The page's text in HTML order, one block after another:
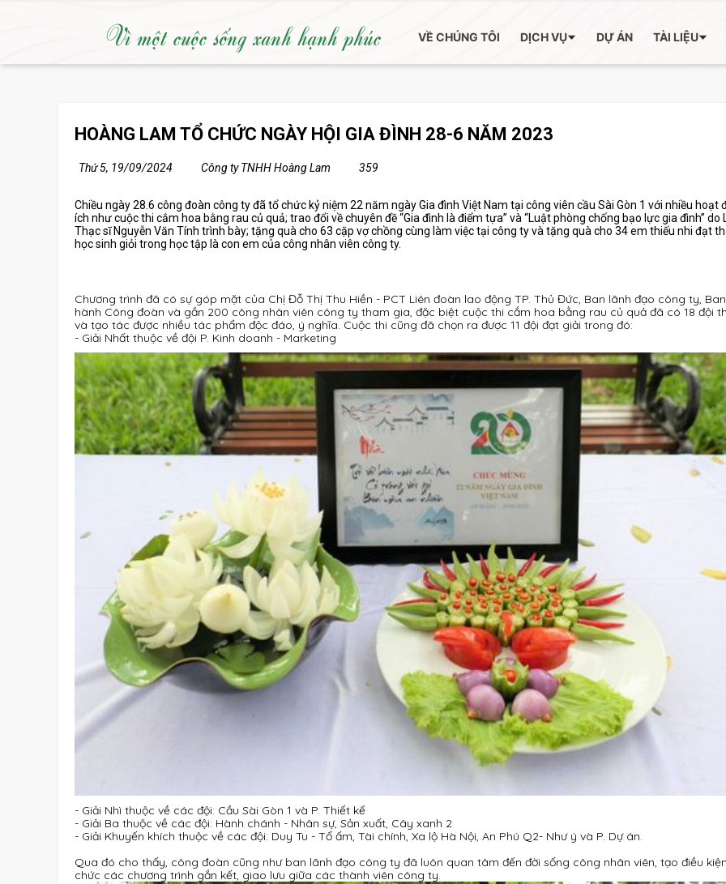
Vì một cuộc sống xanh hạnh phúc VỀ CHÚNG TÔI DỊCH VỤ DỰ ÁN TÀI LIỆU
HOÀNG LAM TỔ CHỨC NGÀY HỘI GIA ĐÌNH 28-6 NĂM 2023
Thứ 5, 19/09/2024 Công ty TNHH Hoàng Lam 359
Chiều ngày 28.6 công đoàn công ty đã tổ chức kỷ niệm 22 năm ngày Gia đình Việt Nam tại công viên cầu Sài Gòn 1 với nhiều hoạt
ích như cuộc thi cắm hoa bằng rau củ quả; trao đổi về chuyên đề “Gia đình là điểm tựa” và “Luật phòng chống bạo lực gia đình” do
Thạc sĩ Nguyễn Văn Tính trình bày; tặng quà cho 63 cặp vợ chồng cùng làm việc tại công ty và tặng quà cho 34 em thiếu nhi đạt
học sinh giỏi trong học tập là con em của công nhân viên công ty.
Chương trình đã có sự góp mặt của Chị Đỗ Thị Thu Hiền - PCT Liên đoàn lao động TP. Thủ Đức, Ban lãnh đạo công ty,
hành Công đoàn và gần 200 công nhân viên công ty tham gia, đặc biệt cuộc thi cắm hoa bằng rau củ quả đã có 18 đội
và tạo tác được nhiều tác phẩm độc đáo, ý nghĩa. Cuộc thi cũng đã chọn ra được 11 đội đạt giải trong đó:
- Giải Nhất thuộc về đội P. Kinh doanh - Marketing
- Giải Nhì thuộc về các đội: Cầu Sài Gòn 1 và P. Thiết kế
- Giải Ba thuộc về các đội: Hành chánh - Nhân sự, Sản xuất, Cây xanh 2
- Giải Khuyến khích thuộc về các đội: Duy Tu - Tổ ấm, Tài chính, Xa lộ Hà Nội, An Phú Q2- Như ý và P. Dự án.
Qua đó cho thấy, công đoàn cũng như ban lãnh đạo công ty đã luôn quan tâm đến đời sống công nhân viên, tạo điều
chức các chương trình gắn kết, giao lưu giữa các thành viên công ty.